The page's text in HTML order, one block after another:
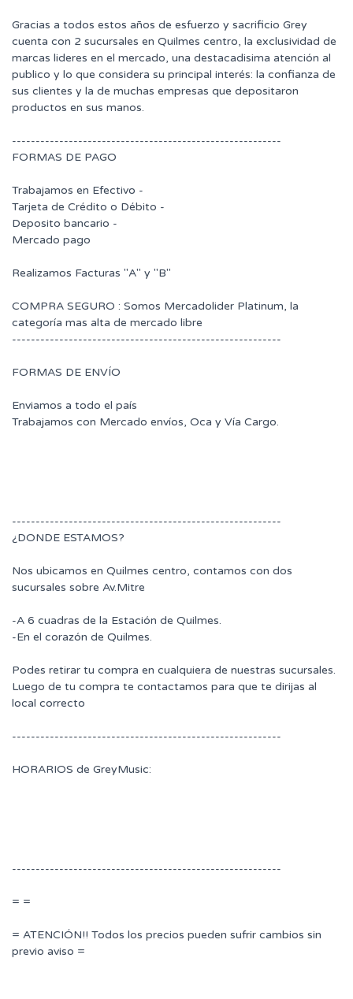
Gracias a todos estos años de esfuerzo y sacrificio Grey
cuenta con 2 sucursales en Quilmes centro, la exclusividad de
marcas lideres en el mercado, una destacadisima atención al
publico y lo que considera su principal interés: la confianza de
sus clientes y la de muchas empresas que depositaron
productos en sus manos.
---------------------------------------------------------
FORMAS DE PAGO
Trabajamos en Efectivo -
Tarjeta de Crédito o Débito -
Deposito bancario -
Mercado pago
Realizamos Facturas "A" y "B"
COMPRA SEGURO : Somos Mercadolider Platinum, la
categoría mas alta de mercado libre
---------------------------------------------------------
FORMAS DE ENVÍO
Enviamos a todo el país
Trabajamos con Mercado envíos, Oca y Vía Cargo.
---------------------------------------------------------
¿DONDE ESTAMOS?
Nos ubicamos en Quilmes centro, contamos con dos
sucursales sobre Av.Mitre
-A 6 cuadras de la Estación de Quilmes.
-En el corazón de Quilmes.
Podes retirar tu compra en cualquiera de nuestras sucursales.
Luego de tu compra te contactamos para que te dirijas al
local correcto
---------------------------------------------------------
HORARIOS de GreyMusic:
---------------------------------------------------------
= =
= ATENCIÓN!! Todos los precios pueden sufrir cambios sin
previo aviso =